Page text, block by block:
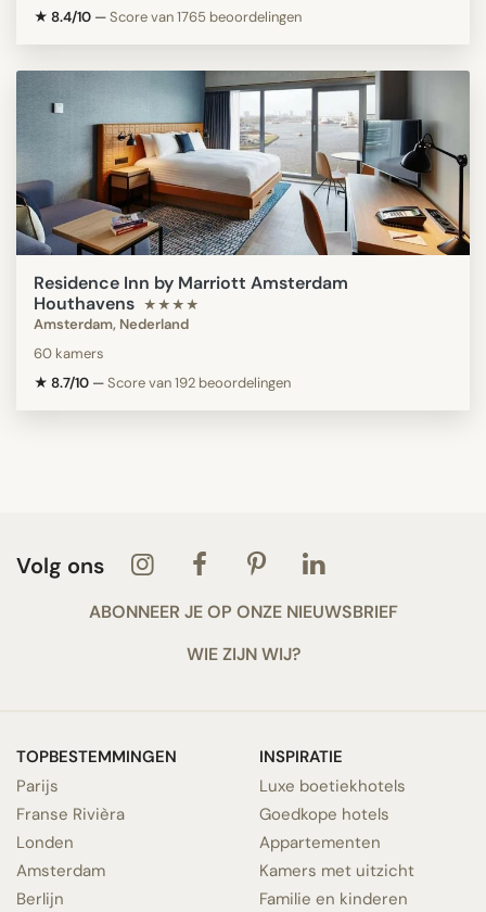
★ 8.4/10 —Score van 1765 beoordelingen
Residence Inn by Marriott Amsterdam
Houthavens ★★★★
Amsterdam, Nederland
60 kamers
★ 8.7/10 —Score van 192 beoordelingen
Volg ons
ABONNEER JE OP ONZE NIEUWSBRIEF
WIE ZIJN WIJ?
TOPBESTEMMINGEN
Parijs
Franse Rivièra
Londen
Amsterdam
Berlijn
INSPIRATIE
Luxe boetiekhotels
Goedkope hotels
Appartementen
Kamers met uitzicht
Familie en kinderen